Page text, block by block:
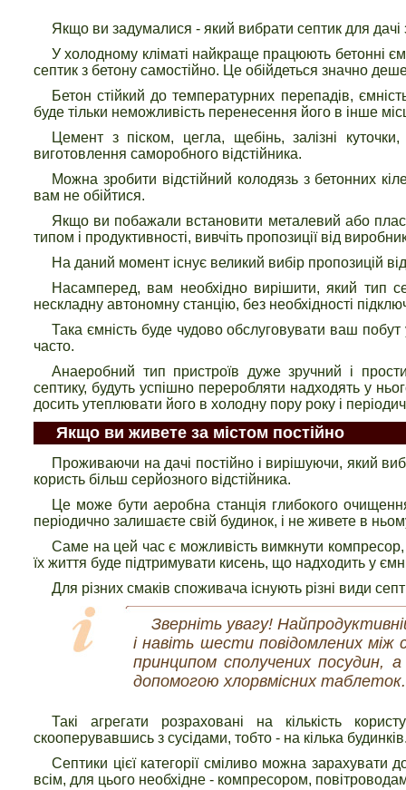
Якщо ви задумалися - який вибрати септик для дачі
У холодному кліматі найкраще працюють бетонні
септик з бетону самостійно. Це обійдеться значно
Бетон стійкий до температурних перепадів,
буде тільки неможливість перенесення його в інше
Цемент з піском, цегла, щебінь, залізні
виготовлення саморобного відстійника.
Можна зробити відстійний колодязь з бетонних
вам не обійтися.
Якщо ви побажали встановити металевий або
типом і продуктивності, вивчіть пропозиції від
На даний момент існує великий вибір пропозицій
Насамперед, вам необхідно вирішити, який тип
нескладну автономну станцію, без необхідності
Така ємність буде чудово обслуговувати ваш
часто.
Анаеробний тип пристроїв дуже зручний і
септику, будуть успішно переробляти надходять у
досить утеплювати його в холодну пору року і
Якщо ви живете за містом постійно
Проживаючи на дачі постійно і вирішуючи, який
користь більш серйозного відстійника.
Це може бути аеробна станція глибокого
періодично залишаєте свій будинок, і не живете в
Саме на цей час є можливість вимкнути компресор,
їх життя буде підтримувати кисень, що надходить у
Для різних смаків споживача існують різні види
Зверніть увагу!
і навіть шести повідомлених між
принципом сполучених посудин,
допомогою хлорвмісних таблеток.
Такі агрегати розраховані на кількість
скооперувавшись з сусідами, тобто - на кілька
Септики цієї категорії сміливо можна зарахувати
всім, для цього необхідне - компресором,